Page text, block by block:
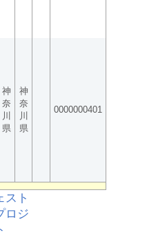
神
奈
川
県
神
奈
川
県
0000000401